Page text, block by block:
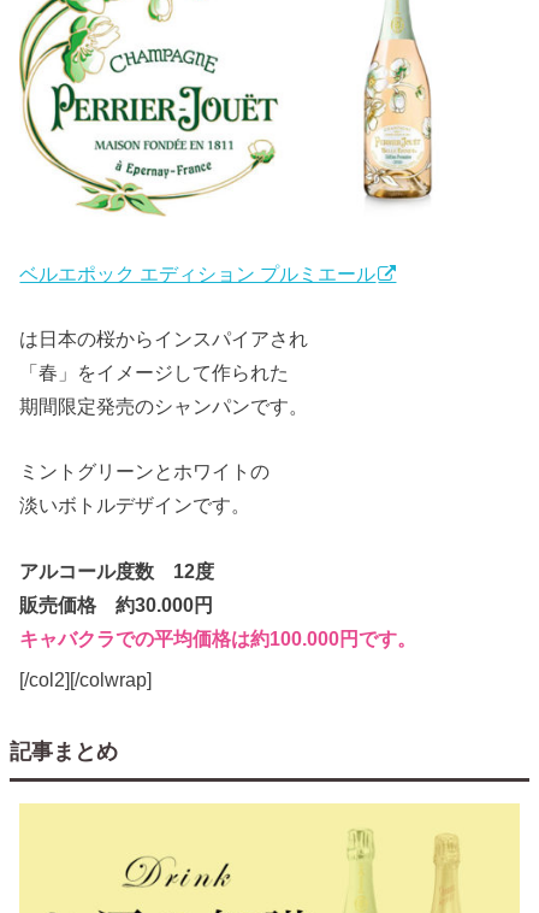
ベルエポック エディション プルミエール
は日本の桜からインスパイアされ
「春」をイメージして作られた
期間限定発売のシャンパンです。
ミントグリーンとホワイトの
淡いボトルデザインです。
アルコール度数 12度
販売価格 約30.000円
キャバクラでの平均価格は約100.000円です。
[/col2][/colwrap]
記事まとめ